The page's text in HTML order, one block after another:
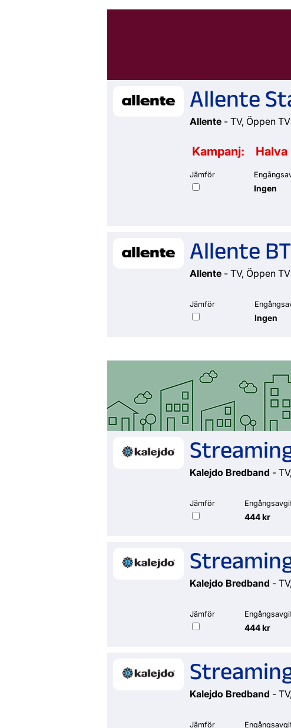
Allente
Allente - TV, Öppen TV
Kampanj: Halva
Jämför
Ingen
Allente
Allente - TV, Öppen TV
Jämför
Ingen
Kalejdo Bredband -
Jämför
444 kr
Kalejdo Bredband -
Jämför
444 kr
Kalejdo Bredband -
Jämför